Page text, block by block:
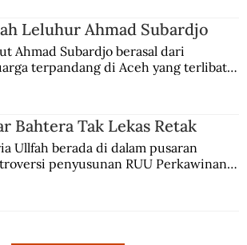
Leluhur Ahmad Subardjo
Ahmad Subardjo berasal dari
terpandang di Aceh yang terlibat
Bahtera Tak Lekas Retak
Ullfah berada di dalam pusaran
penyusunan RUU Perkawinan.